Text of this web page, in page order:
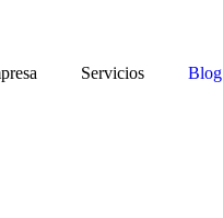
Servicios Blog